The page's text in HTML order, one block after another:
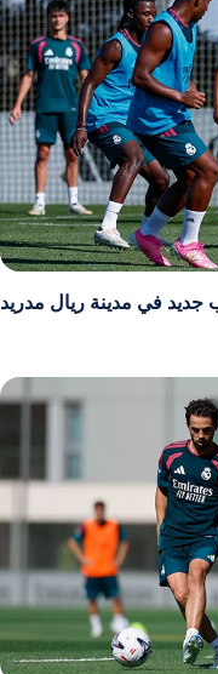
جديد في مدينة ريال مدريد